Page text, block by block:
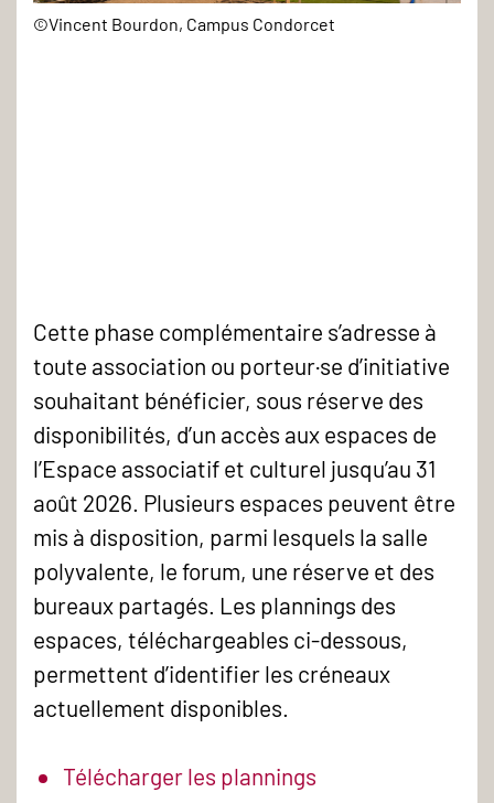
L'Espace
©Vincent Bourdon, Campus Condorcet
Cette phase complémentaire s’adresse à
toute association ou porteur·se d’initiative
souhaitant bénéficier, sous réserve des
disponibilités, d’un accès aux espaces de
l’Espace associatif et culturel jusqu’au 31
août 2026. Plusieurs espaces peuvent être
mis à disposition, parmi lesquels la salle
polyvalente, le forum, une réserve et des
bureaux partagés. Les plannings des
espaces, téléchargeables ci-dessous,
permettent d’identifier les créneaux
actuellement disponibles.
Télécharger les plannings